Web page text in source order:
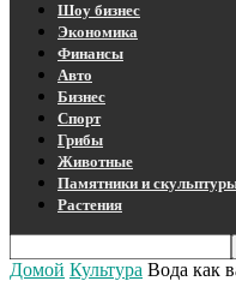
Шоу бизнес
Экономика
Финансы
Авто
Бизнес
Спорт
Грибы
Животные
Памятники и
Растения
Домой Культура Вода как